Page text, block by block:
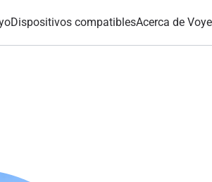
Dispositivos compatiblesAcerca de Voye